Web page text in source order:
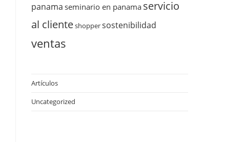
panama seminario en panama servicio
al clienteshoppersostenibilidad
ventas
Artículos
Uncategorized